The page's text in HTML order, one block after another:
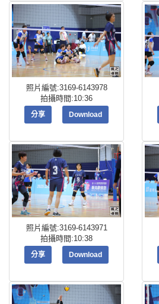
照片編號:3169-6143978
拍攝時間:10:36
分享 Download
照片編號:3169-6143971
拍攝時間:10:38
分享 Download